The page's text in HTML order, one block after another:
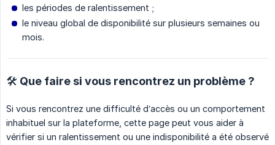
les périodes de ralentissement ;
le niveau global de disponibilité sur plusieurs semaines ou
mois.
🛠️ Que faire si vous rencontrez un problème ?
Si vous rencontrez une difficulté d’accès ou un comportement
inhabituel sur la plateforme, cette page peut vous aider à
vérifier si un ralentissement ou une indisponibilité a été observé